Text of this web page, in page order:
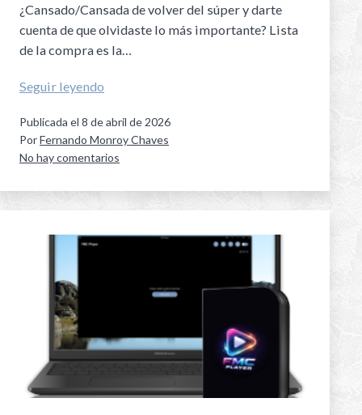
¿Cansado/Cansada de volver del súper y darte
cuenta de que olvidaste lo más importante? Lista
de la compra es la…
Seguir leyendo
Publicada el 8 de abril de 2026
PorFernando Monroy Chaves
No hay comentarios